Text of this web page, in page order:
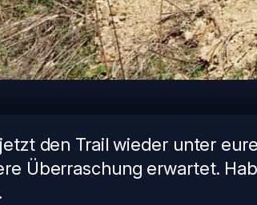
den Trail wieder unter
Überraschung erwartet.